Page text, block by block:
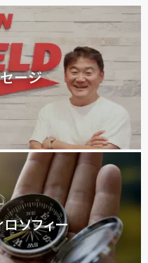
ージ
ソフィー